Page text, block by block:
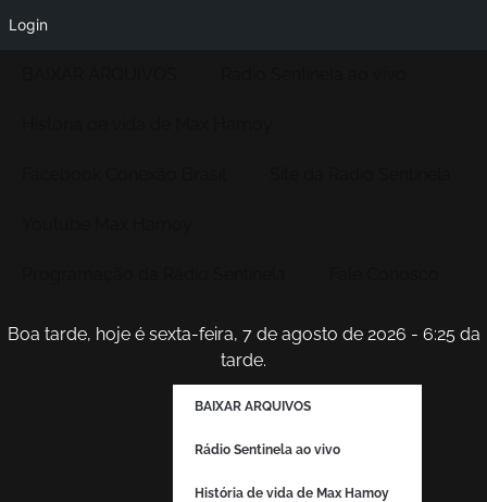
Boa tarde, hoje é sexta-feira, 7 de agosto de 2026 - 6:25 da
tarde.
BAIXAR ARQUIVOS
Rádio Sentinela ao vivo
História de vida de Max Hamoy
Login